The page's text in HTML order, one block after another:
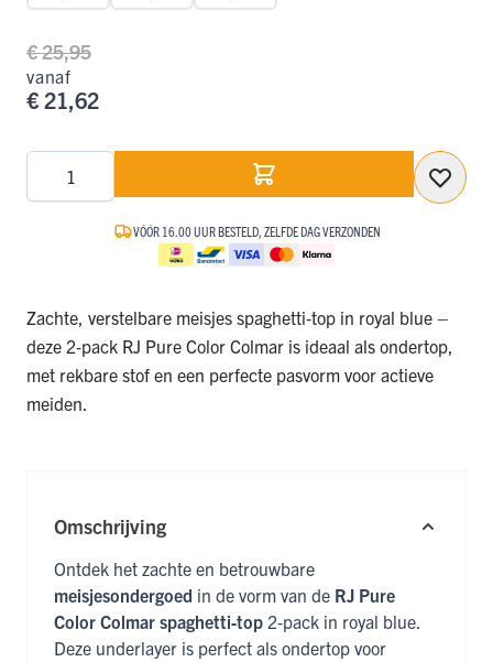
€ 25,95
vanaf
€ 21,62
VÓÓR 16.00 UUR BESTELD, ZELFDE DAG VERZONDEN
Zachte, verstelbare meisjes spaghetti‑top in royal blue –
deze 2‑pack RJ Pure Color Colmar is ideaal als ondertop,
met rekbare stof en een perfecte pasvorm voor actieve
meiden.
Omschrijving
Ontdek het zachte en betrouwbare
meisjesondergoed in de vorm van de RJ Pure
Color Colmar spaghetti‑top 2‑pack in royal blue.
Deze underlayer is perfect als ondertop voor